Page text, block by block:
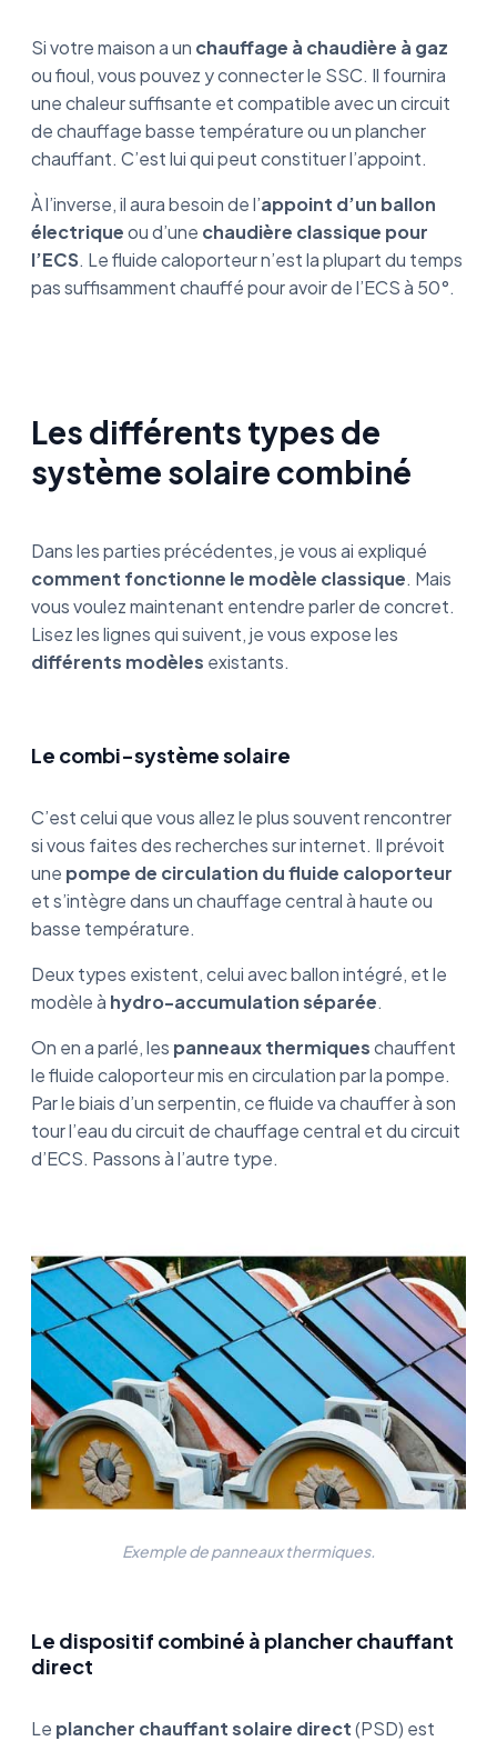
Si votre maison a un chauffage à chaudière à gaz
ou fioul, vous pouvez y connecter le SSC. Il fournira
une chaleur suffisante et compatible avec un circuit
de chauffage basse température ou un plancher
chauffant. C’est lui qui peut constituer l’appoint.
À l’inverse, il aura besoin de l’appoint d’un ballon
électriqueou d’une chaudière classique pour
l’ECS. Le fluide caloporteur n’est la plupart du temps
pas suffisamment chauffé pour avoir de l’ECS à 50°.
Les différents types de
système solaire combiné
Dans les parties précédentes, je vous ai expliqué
comment fonctionne le modèle classique. Mais
vous voulez maintenant entendre parler de concret.
Lisez les lignes qui suivent, je vous expose les
différents modèles existants.
Le combi-système solaire
C’est celui que vous allez le plus souvent rencontrer
si vous faites des recherches sur internet. Il prévoit
une pompe de circulation du fluide caloporteur
et s’intègre dans un chauffage central à haute ou
basse température.
Deux types existent, celui avec ballon intégré, et le
modèle à hydro-accumulation séparée.
On en a parlé, les panneaux thermiqueschauffent
le fluide caloporteur mis en circulation par la pompe.
Par le biais d’un serpentin, ce fluide va chauffer à son
tour l’eau du circuit de chauffage central et du circuit
d’ECS. Passons à l’autre type.
Exemple de panneaux thermiques.
Le dispositif combiné à plancher chauffant
direct
Le plancher chauffant solaire direct(PSD) est